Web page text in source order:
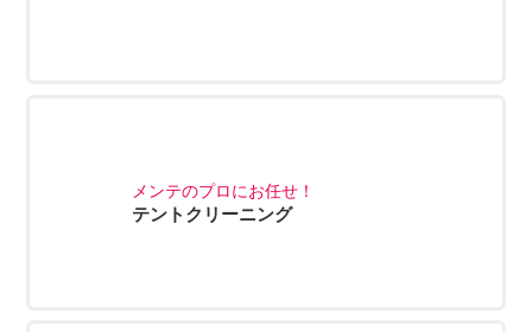
メンテのプロにお任せ！
テントクリーニング